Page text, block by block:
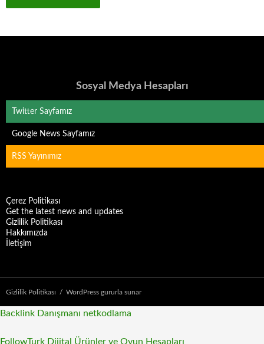
Sosyal Medya Hesapları
Twitter Sayfamız
Google News Sayfamız
RSS Yayınımız
Çerez Politikası
Get the latest news and updates
Gizlilik Politikası
Hakkımızda
İletişim
Gizlilik Politikası WordPress gururla sunar
Backlink Danışmanı netkodlama
FollowTurk Dijital Ürünler ve Oyun Hesapları